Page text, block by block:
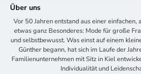
Über uns
Vor 50 Jahren entstand aus einer
etwas ganz Besonderes: Mode für große
und selbstbewusst. Was einst auf einem
Günther begann, hat sich im Laufe der
Familienunternehmen mit Sitz in Kiel
Individualität und